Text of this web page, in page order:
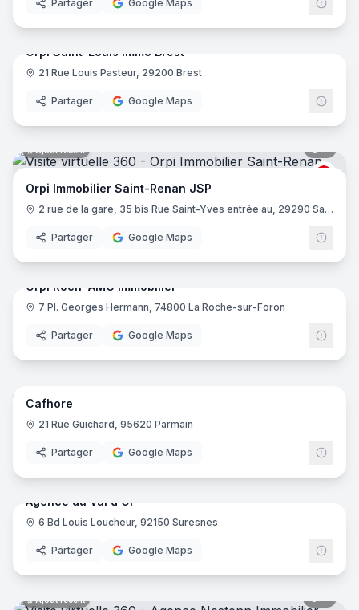
Partager Google Maps
Orpi Saint-Louis Immo Brest
21 Rue Louis Pasteur, 29200 Brest
Partager Google Maps
ORPI
Ajout récent
Orpi Immobilier Saint-Renan JSP
2 rue de la gare, 35 bis Rue Saint-Yves entrée au, 29290 Saint-Renan
Partager Google Maps
13
Orpi Roch' AMG Immobilier
7 Pl. Georges Hermann, 74800 La Roche-sur-Foron
Partager Google Maps
6
Cafhore
21 Rue Guichard, 95620 Parmain
Partager Google Maps
Agence du Val d'Or
6 Bd Louis Loucheur, 92150 Suresnes
Partager Google Maps
Ajout récent